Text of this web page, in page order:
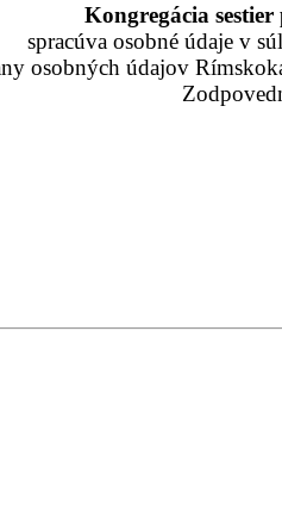
Kongregácia
spracúva osobné údaje v
osobných údajov